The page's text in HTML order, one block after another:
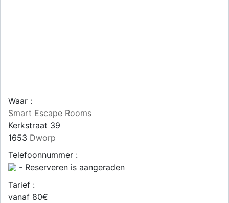
Waar :
Smart Escape Rooms
Kerkstraat 39
1653 Dworp
Telefoonnummer :
- Reserveren is aangeraden
Tarief :
vanaf 80€